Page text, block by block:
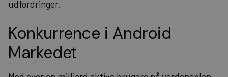
udfordringer.
Konkurrence i Android
Markedet